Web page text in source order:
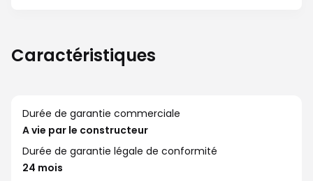
Caractéristiques
Durée de garantie commerciale
A vie par le constructeur
Durée de garantie légale de conformité
24 mois